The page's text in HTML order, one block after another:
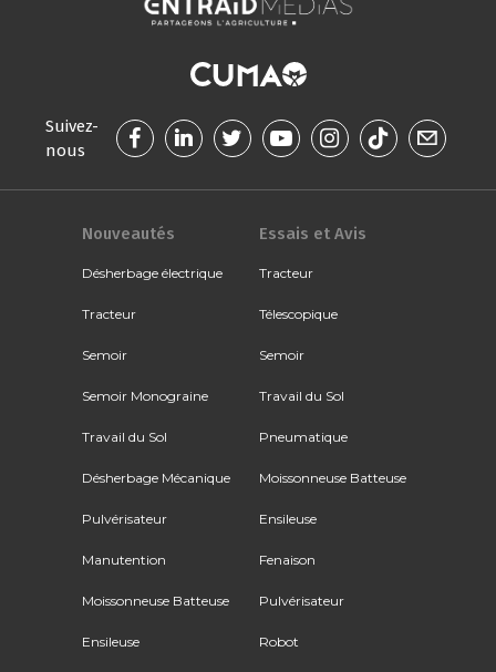
Suivez-
nous
Nouveautés
Désherbage électrique
Tracteur
Semoir
Semoir Monograine
Travail du Sol
Désherbage Mécanique
Pulvérisateur
Manutention
Moissonneuse Batteuse
Ensileuse
Essais et Avis
Tracteur
Télescopique
Semoir
Travail du Sol
Pneumatique
Moissonneuse Batteuse
Ensileuse
Fenaison
Pulvérisateur
Robot